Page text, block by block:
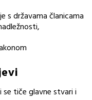
s državama članicama
se tiče glavne stvari i